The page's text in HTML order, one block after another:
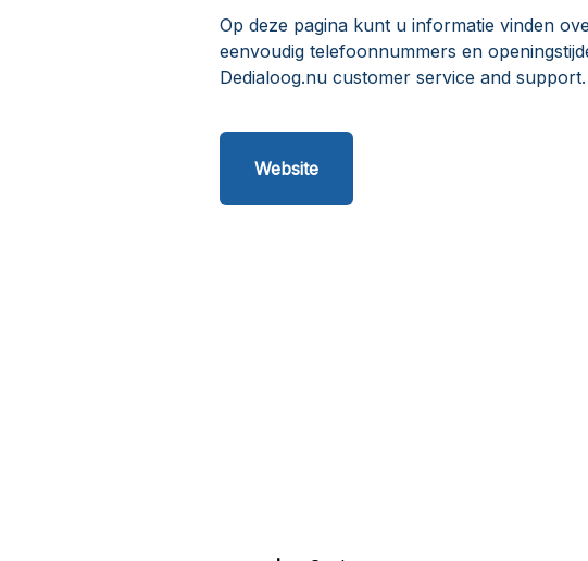
Op deze pagina kunt u informatie vinden
eenvoudig telefoonnummers en
Dedialoog.nu customer service and support.
Website